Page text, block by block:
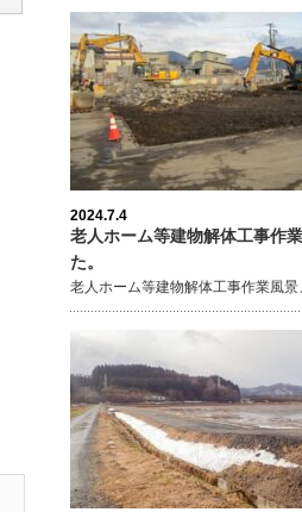
2024.7.4
老人ホーム等建物解体工事作
た。
老人ホーム等建物解体工事作業風景